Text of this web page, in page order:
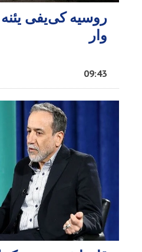
روسیه کی‌یفی یئنه
وار
09:43